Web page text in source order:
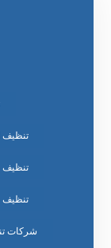
تنظيف
تنظيف
تنظيف
شركات